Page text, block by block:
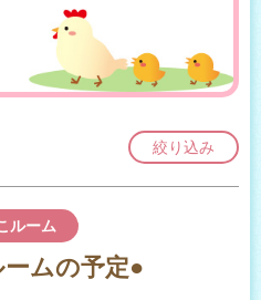
絞り込み
ルーム
ムの予定●